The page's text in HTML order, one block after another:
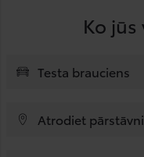
Ko
Testa brauciens
Atrodiet